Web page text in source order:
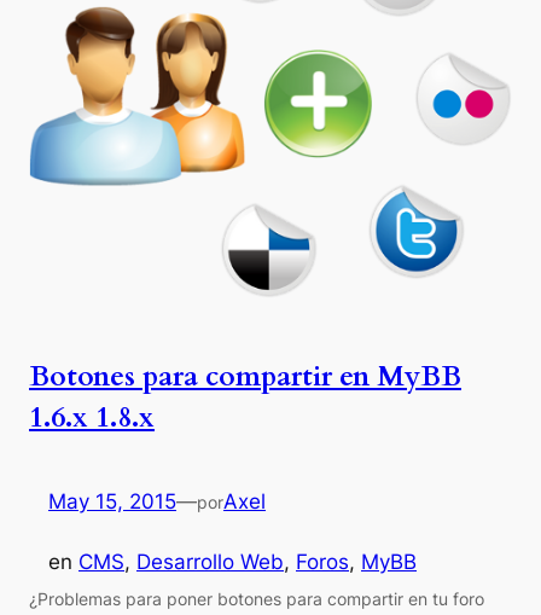
Botones para compartir en MyBB
1.6.x 1.8.x
May 15, 2015—porAxel
en CMS, Desarrollo Web, Foros, MyBB
¿Problemas para poner botones para compartir en tu foro